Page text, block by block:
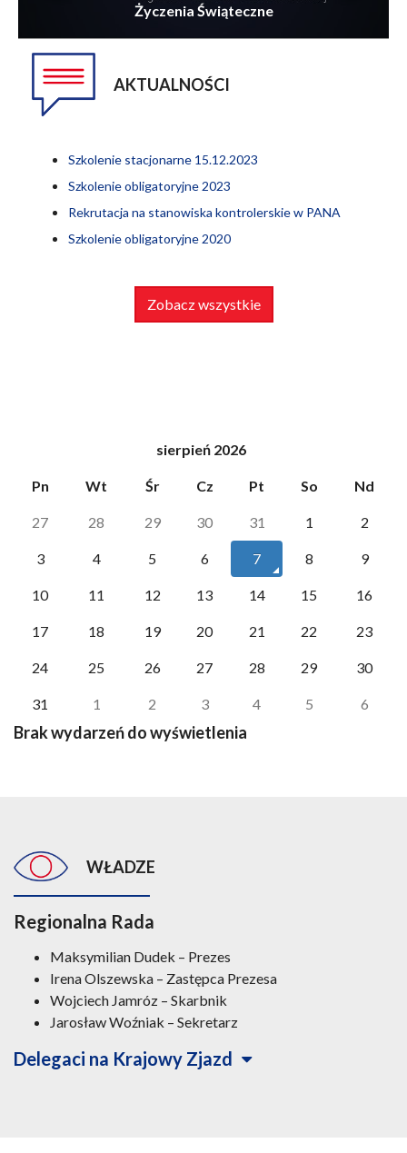
Życzenia Świąteczne
AKTUALNOŚCI
Szkolenie stacjonarne 15.12.2023
Szkolenie obligatoryjne 2023
Rekrutacja na stanowiska kontrolerskie w PANA
Szkolenie obligatoryjne 2020
Zobacz wszystkie
sierpień 2026
Pn Wt Śr Cz Pt So Nd
27 28 29 30 31 1 2
3 4 5 6 7 8 9
10 11 12 13 14 15 16
17 18 19 20 21 22 23
24 25 26 27 28 29 30
31 1 2 3 4 5 6
Brak wydarzeń do wyświetlenia
WŁADZE
Regionalna Rada
Maksymilian Dudek – Prezes
Irena Olszewska – Zastępca Prezesa
Wojciech Jamróz – Skarbnik
Jarosław Woźniak – Sekretarz
Delegaci na Krajowy Zjazd